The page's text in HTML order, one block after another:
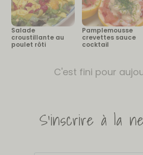
Salade
croustillante au
poulet rôti
Pamplemousse
crevettes sauce
cocktail
C'est fini pour
S'inscrire à la